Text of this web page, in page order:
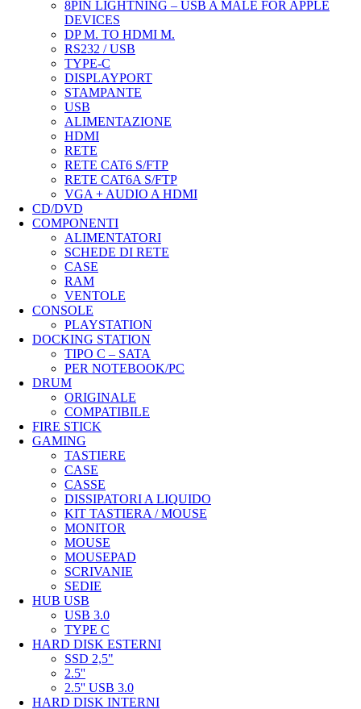
8PIN LIGHTNING – USB A MALE FOR APPLE
DEVICES
DP M. TO HDMI M.
RS232 / USB
TYPE-C
DISPLAYPORT
STAMPANTE
USB
ALIMENTAZIONE
HDMI
RETE
RETE CAT6 S/FTP
RETE CAT6A S/FTP
VGA + AUDIO A HDMI
CD/DVD
COMPONENTI
ALIMENTATORI
SCHEDE DI RETE
CASE
RAM
VENTOLE
CONSOLE
PLAYSTATION
DOCKING STATION
TIPO C – SATA
PER NOTEBOOK/PC
DRUM
ORIGINALE
COMPATIBILE
FIRE STICK
GAMING
TASTIERE
CASE
CASSE
DISSIPATORI A LIQUIDO
KIT TASTIERA / MOUSE
MONITOR
MOUSE
MOUSEPAD
SCRIVANIE
SEDIE
HUB USB
USB 3.0
TYPE C
HARD DISK ESTERNI
SSD 2,5"
2.5''
2.5'' USB 3.0
HARD DISK INTERNI